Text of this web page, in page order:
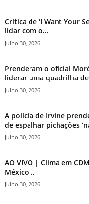
Crítica de ‘I Want Your
lidar com o...
Julho 30, 2026
Prenderam o oficial
liderar uma quadrilha
Julho 30, 2026
A polícia de Irvine
de espalhar pichações
Julho 30, 2026
AO VIVO | Clima em
México...
Julho 30, 2026